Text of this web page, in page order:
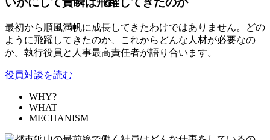
最初から順風満帆に成長してきたわけではありません。どの
ように飛躍してきたのか、これからどんな人材が必要なの
か。執行役員と人事最高責任者が語り合います。
役員対談を読む
WHY?
WHAT
MECHANISM